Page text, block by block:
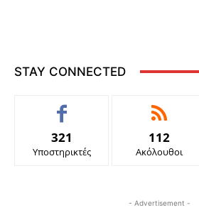
STAY CONNECTED
321
Υποστηρικτές
112
Ακόλουθοι
- Advertisement -